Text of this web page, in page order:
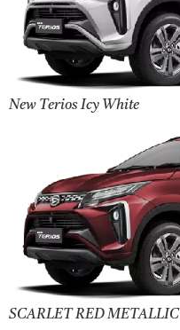
New Terios Icy White
SCARLET RED METALLIC